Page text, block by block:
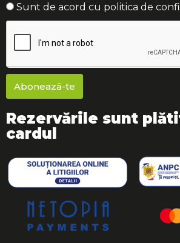
Sunt de acord cu politica de
Abonează-te
Rezervările sunt
cardul